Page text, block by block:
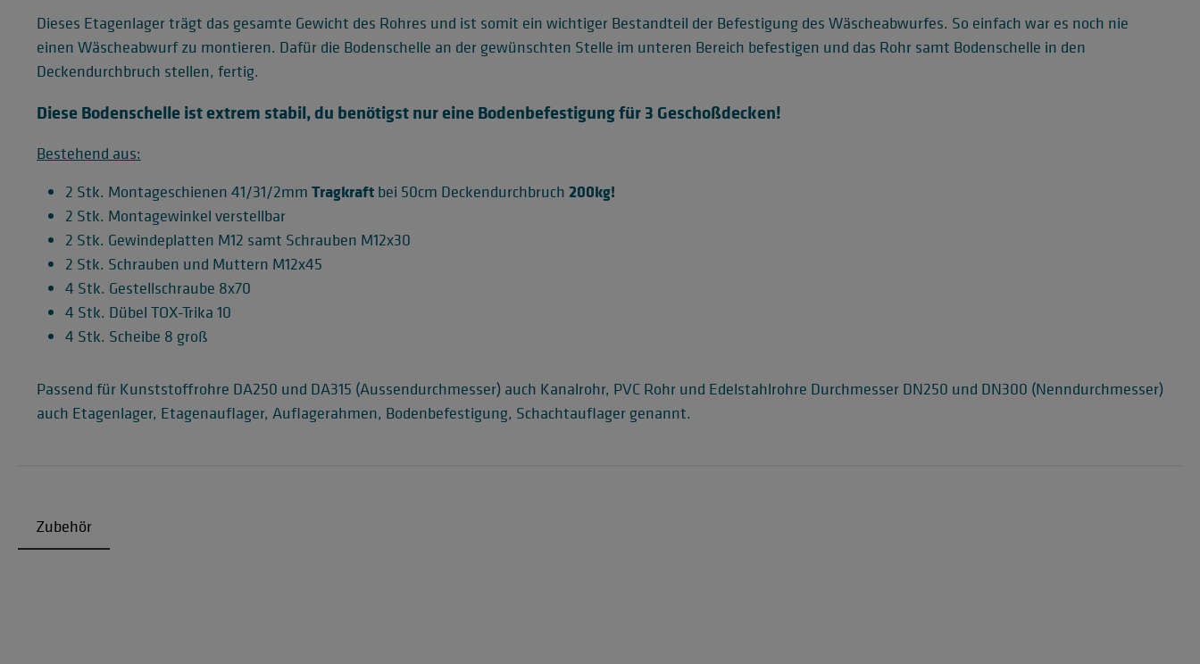
Dieses Etagenlager trägt das gesamte Gewicht des Rohres und ist somit ein wichtiger Bestandteil der Befestigung des Wäscheabwurfes. So einfach war es noch nie
einen Wäscheabwurf zu montieren. Dafür die Bodenschelle an der gewünschten Stelle im unteren Bereich befestigen und das Rohr samt Bodenschelle in den
Deckendurchbruch stellen, fertig.
Diese Bodenschelle ist extrem stabil, du benötigst nur eine Bodenbefestigung für 3 Geschoßdecken!
Bestehend aus:
2 Stk. Montageschienen 41/31/2mm Tragkraft bei 50cm Deckendurchbruch 200kg!
2 Stk. Montagewinkel verstellbar
2 Stk. Gewindeplatten M12 samt Schrauben M12x30
2 Stk. Schrauben und Muttern M12x45
4 Stk. Gestellschraube 8x70
4 Stk. Dübel TOX-Trika 10
4 Stk. Scheibe 8 groß
Passend für Kunststoffrohre DA250 und DA315 (Aussendurchmesser) auch Kanalrohr, PVC Rohr und Edelstahlrohre Durchmesser DN250 und DN300 (Nenndurchmesser)
auch Etagenlager, Etagenauflager, Auflagerahmen, Bodenbefestigung, Schachtauflager genannt.
Zubehör